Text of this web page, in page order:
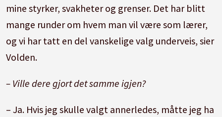
mine styrker, svakheter og grenser. Det har blitt
mange runder om hvem man vil være som lærer,
og vi har tatt en del vanskelige valg underveis, sier
Volden.
– Ville dere gjort det samme igjen?
– Ja. Hvis jeg skulle valgt annerledes, måtte jeg ha